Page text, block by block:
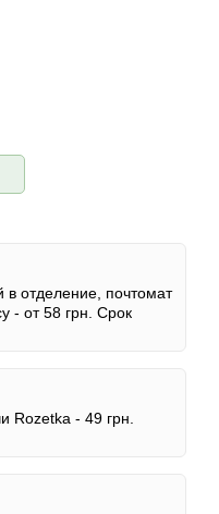
в отделение, почтомат
- от 58 грн. Срок
Rozetka - 49 грн.